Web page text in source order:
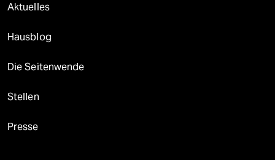
Aktuelles
Hausblog
Die Seitenwende
Stellen
Presse